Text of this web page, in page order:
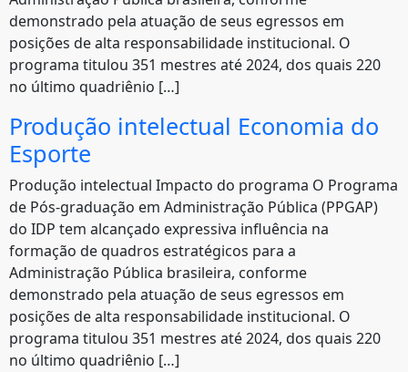
demonstrado pela atuação de seus egressos em
posições de alta responsabilidade institucional. O
programa titulou 351 mestres até 2024, dos quais 220
no último quadriênio […]
Produção intelectual Economia do
Esporte
Produção intelectual Impacto do programa O Programa
de Pós-graduação em Administração Pública (PPGAP)
do IDP tem alcançado expressiva influência na
formação de quadros estratégicos para a
Administração Pública brasileira, conforme
demonstrado pela atuação de seus egressos em
posições de alta responsabilidade institucional. O
programa titulou 351 mestres até 2024, dos quais 220
no último quadriênio […]